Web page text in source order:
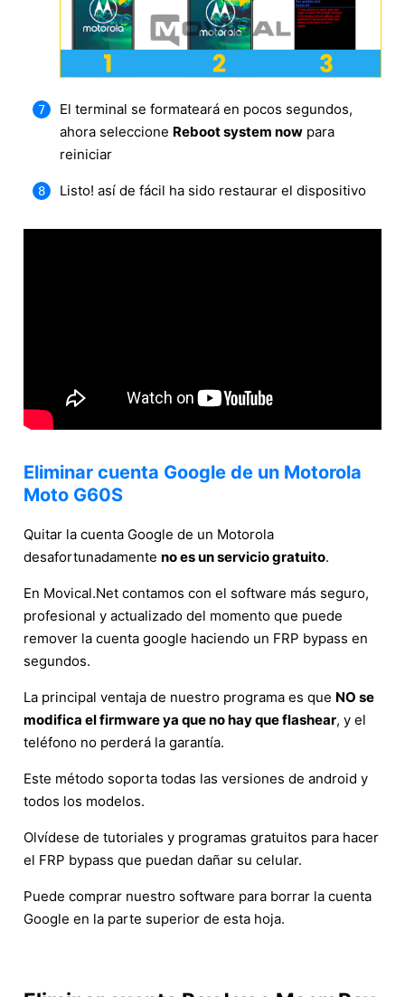
El terminal se formateará en pocos segundos,
ahora seleccione Reboot system now para
reiniciar
Listo! así de fácil ha sido restaurar el dispositivo
Eliminar cuenta Google de un Motorola
Moto G60S
Quitar la cuenta Google de un Motorola
desafortunadamente no es un servicio gratuito.
En Movical.Net contamos con el software más seguro,
profesional y actualizado del momento que puede
remover la cuenta google haciendo un FRP bypass en
segundos.
La principal ventaja de nuestro programa es que NO se
modifica el firmware ya que no hay que flashear, y el
teléfono no perderá la garantía.
Este método soporta todas las versiones de android y
todos los modelos.
Olvídese de tutoriales y programas gratuitos para hacer
el FRP bypass que puedan dañar su celular.
Puede comprar nuestro software para borrar la cuenta
Google en la parte superior de esta hoja.